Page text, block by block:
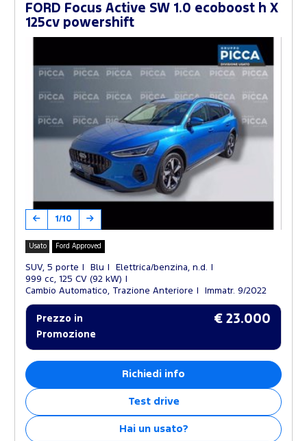
FORD Focus Active SW 1.0 ecoboost h X
125cv powershift
1/10
Usato Ford Approved
SUV, 5 porte Blu
Elettrica/benzina, n.d.
999 cc, 125 CV (92 kW)
Cambio Automatico, Trazione Anteriore
Immatr. 9/2022
Prezzo in
Promozione
€ 23.000
Richiedi info
Test drive
Hai un usato?